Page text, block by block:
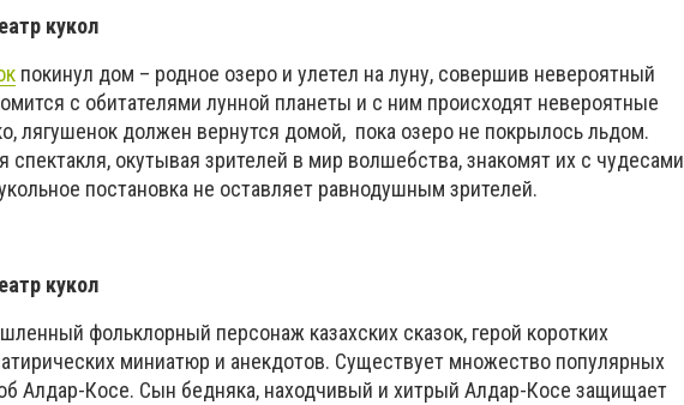
кукол
покинул дом – родное озеро и улетел на луну, совершив невероятный
с обитателями лунной планеты и с ним происходят невероятные
лягушенок должен вернутся домой, пока озеро не покрылось льдом.
спектакля, окутывая зрителей в мир волшебства, знакомят их с чудесами
постановка не оставляет равнодушным зрителей.
кукол
фольклорный персонаж казахских сказок, герой коротких
миниатюр и анекдотов. Существует множество популярных
Алдар-Косе. Сын бедняка, находчивый и хитрый Алдар-Косе защищает